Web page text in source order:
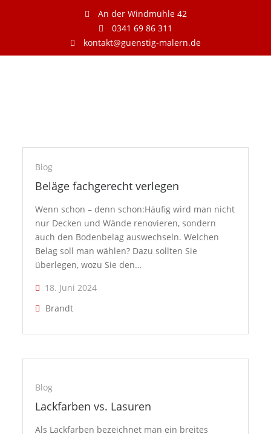
An der Windmühle 42
0341 69 86 311
kontakt@guenstig-malern.de
Blog
Beläge fachgerecht verlegen
Wenn schon – denn schon:Häufig wird man nicht
nur Decken und Wände renovieren, sondern
auch den Bodenbelag auswechseln. Welchen
Belag soll man wählen? Dazu sollten Sie
überlegen, wozu Sie den…
18. Juni 2024
Brandt
Blog
Lackfarben vs. Lasuren
Als Lackfarben bezeichnet man ein breites